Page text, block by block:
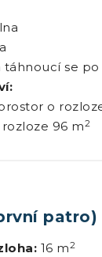
táhnoucí se
o
96 m2
patro)
16 m2